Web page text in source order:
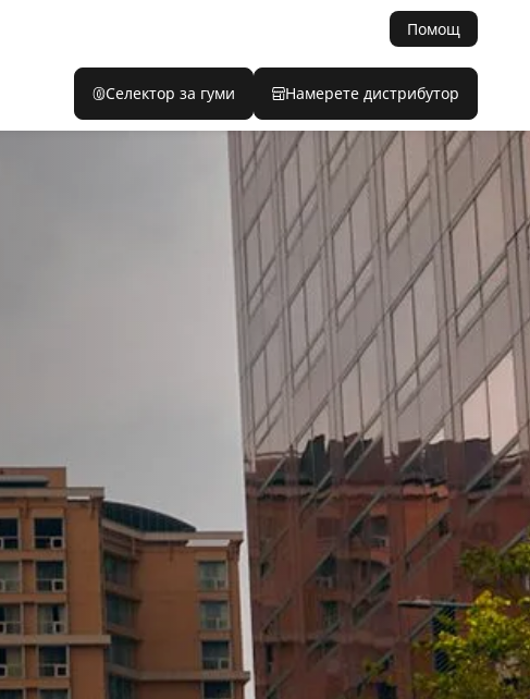
Помощ
Селектор за гуми Намерете дистрибутор